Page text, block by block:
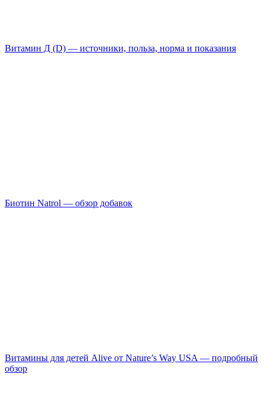
Витамин Д (D) — источники, польза, норма и показания
Биотин Natrol — обзор добавок
Витамины для детей Alive от Nature’s Way USA — подробный
обзор